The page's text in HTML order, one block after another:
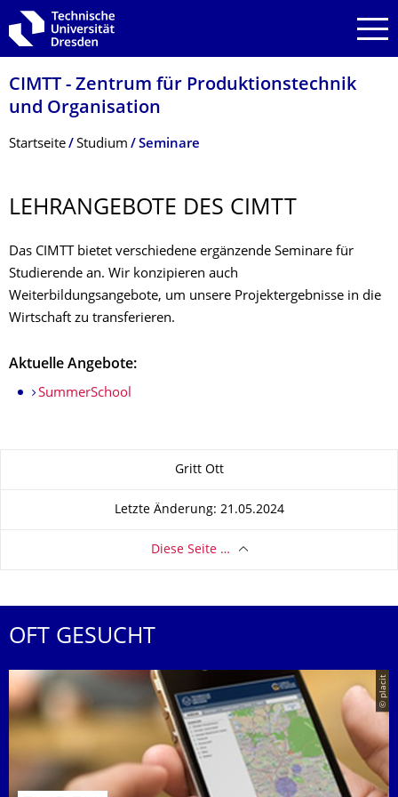
Zur Hauptnavigation springen
Zur Suche springen
Zum Inhalt springen
CIMTT - Zentrum für Produktionstechnik
und Organisation
Breadcrumb-Menü
Startseite Studium Seminare
LEHRANGEBOTE DES CIMTT
Das CIMTT bietet verschiedene ergänzende Seminare für
Studierende an. Wir konzipieren auch
Weiterbildungsangebote, um unsere Projektergebnisse in die
Wirtschaft zu transferieren.
Aktuelle Angebote:
SummerSchool
Gritt Ott
Letzte Änderung: 21.05.2024
Diese Seite …
OFT GESUCHT
© placit